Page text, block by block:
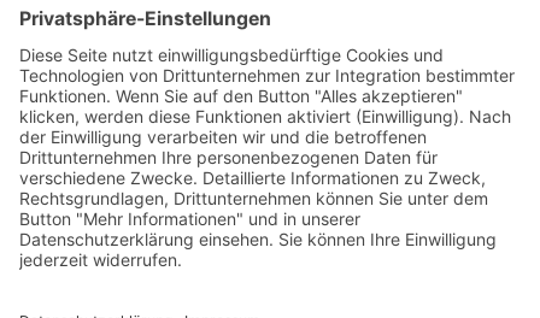
Kindern aller Altersgruppen. Unser
Branchenportal bietet Ihnen detaillierte
Informationen zu Augenärzten und Kinderärzten in
Ihrer Region. Sie können Profile einsehen,
Qualifikationen, Spezialisierungen, Öffnungszeiten
und Standorte erfahren sowie Bewertungen von
anderen Patienten lesen. Auf diese Weise können
Sie die bestmögliche Entscheidung für die
Gesundheit Ihrer Familie treffen. Vertrauen Sie auf
unsere Plattform, um die besten Augenärzte und